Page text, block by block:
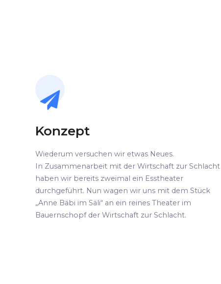
Konzept
Wiederum versuchen wir etwas Neues.
In Zusammenarbeit mit der Wirtschaft zur Schlacht
haben wir bereits zweimal ein Esstheater
durchgeführt. Nun wagen wir uns mit dem Stück
„Anne Bäbi im Säli“ an ein reines Theater im
Bauernschopf der Wirtschaft zur Schlacht.